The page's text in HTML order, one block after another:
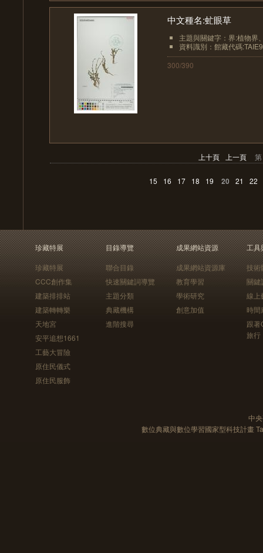
中文種名:虻眼草
主題與關鍵字：界:植物界
資料識別：館藏代碼
300/390
上十頁 上一頁
15 16 17 18 19 20 21 22
珍藏特展
珍藏特展
CCC創作集
建築排排站
建築轉轉樂
天地宮
安平追想1661
工藝大冒險
原住民儀式
原住民服飾
目錄導覽
聯合目錄
快速關鍵詞導覽
主題分類
典藏機構
進階搜尋
成果網站資源
成果網站資源庫
教育學習
學術研究
創意加值
工具
技術
關鍵
線上
時間
跟
旅行
中
數位典藏與數位學習國家型科技計畫